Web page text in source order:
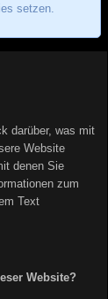
setzen.
darüber, was mit
Website
denen Sie
zum
Text
Website?